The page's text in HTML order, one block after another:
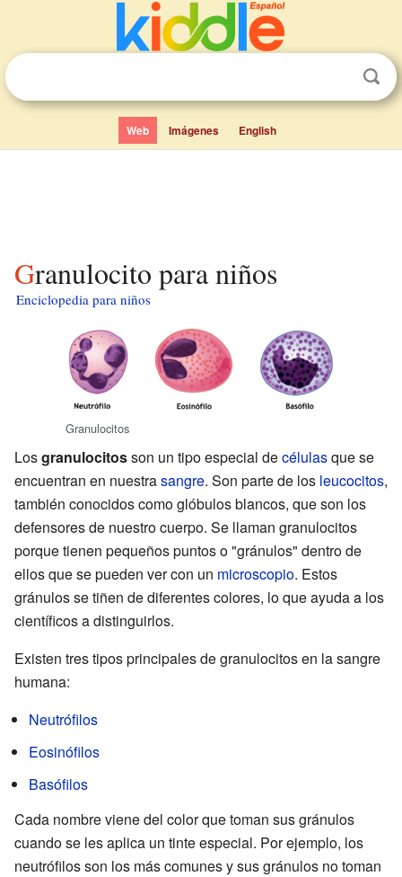
Web Imágenes English
Granulocito para niños
Enciclopedia para niños
Granulocitos
Losgranulocitosson un tipo especial decélulasque se
encuentran en nuestrasangre. Son parte de los leucocitos,
también conocidos como glóbulos blancos, que son los
defensores de nuestro cuerpo. Se llaman granulocitos
porque tienen pequeños puntos o "gránulos" dentro de
ellos que se pueden ver con un microscopio. Estos
gránulos se tiñen de diferentes colores, lo que ayuda a los
científicos a distinguirlos.
Existen tres tipos principales de granulocitos en la sangre
humana:
Neutrófilos
Eosinófilos
Basófilos
Cada nombre viene del color que toman sus gránulos
cuando se les aplica un tinte especial. Por ejemplo, los
neutrófilos son los más comunes y sus gránulos no toman